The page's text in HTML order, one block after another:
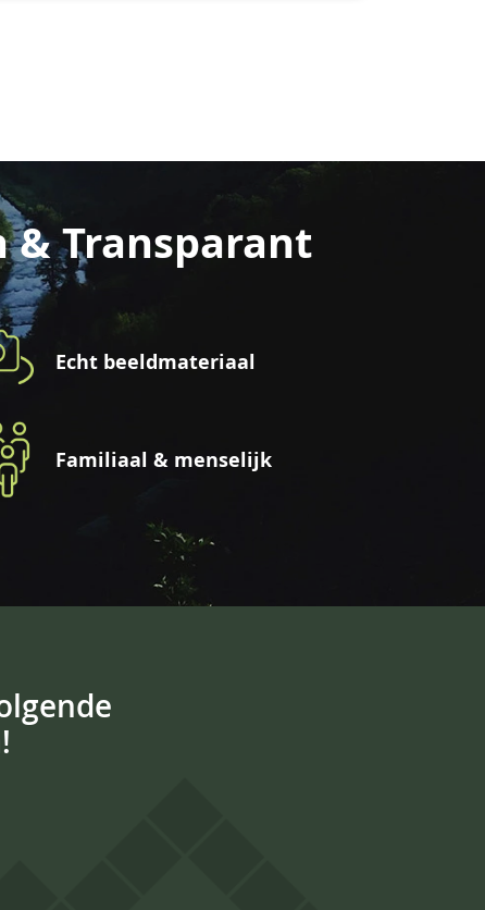
& Transparant
Echt beeldmateriaal
Familiaal & menselijk